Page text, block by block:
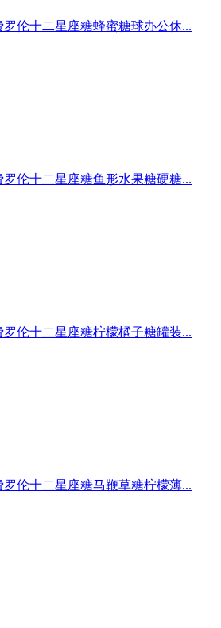
罗伦十二星座糖蜂蜜糖球办公休...
罗伦十二星座糖鱼形水果糖硬糖...
罗伦十二星座糖柠檬橘子糖罐装...
罗伦十二星座糖马鞭草糖柠檬薄...